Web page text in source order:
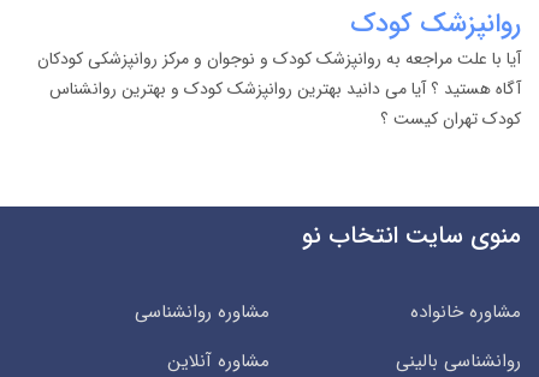
روانپزشک کودک
آیا با علت مراجعه به روانپزشک کودک و نوجوان و مرکز روانپزشکی کودکان
آگاه هستید ؟ آیا می دانید بهترین روانپزشک کودک و بهترین روانشناس
کودک تهران کیست ؟
منوی سایت انتخاب نو
مشاوره خانواده
مشاوره روانشناسی
روانشناسی بالینی
مشاوره آنلاین